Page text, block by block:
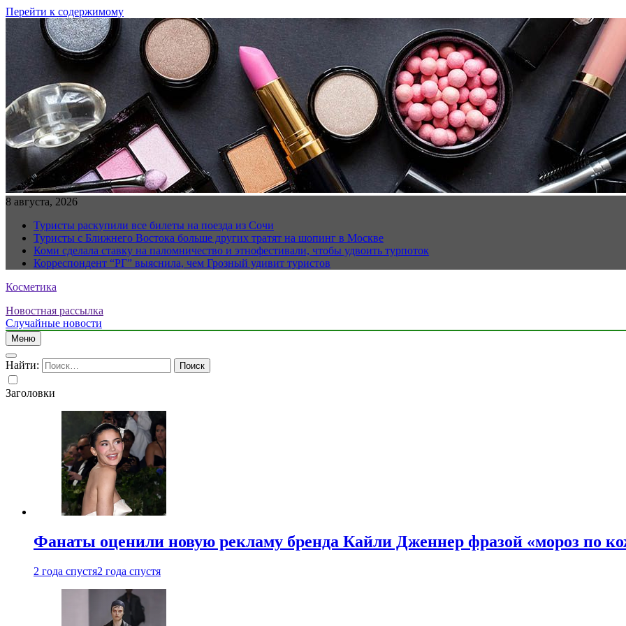
Перейти к содержимому
8 августа, 2026
Туристы раскупили все билеты на поезда из Сочи
Туристы с Ближнего Востока больше других тратят на шопинг в Москве
Коми сделала ставку на паломничество и этнофестивали, чтобы удвоить турпоток
Корреспондент “РГ” выяснила, чем Грозный удивит туристов
Косметика
Новостная рассылка
Случайные новости
Меню
Найти:
Заголовки
Фанаты оценили новую рекламу бренда Кайли Дженнер фразой «мороз по
2 года спустя2 года спустя